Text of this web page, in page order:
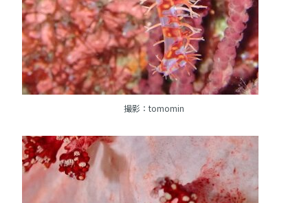
撮影：tomomin